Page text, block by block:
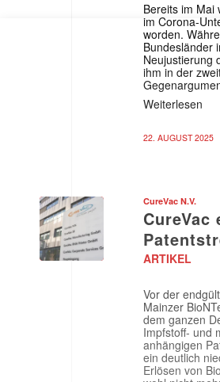
Bereits im Mai
im Corona-
worden.
Bundesländer
Neujustierung
ihm in der
Weiterlesen
22. AUGUST 2025
CureVac N.V.
ARTIKEL
Vor der
Mainzer
dem ganzen
Impfstoff- und
anhängigen
ein deutlich
Erlösen von